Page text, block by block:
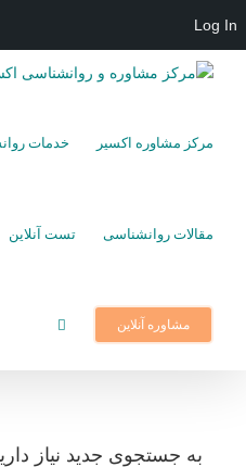
Log In
مرکز مشاوره اکسیر
خدمات
مقالات روانشناسی تست آنلاین
مشاوره آنلاین
به جستجوی جديد نياز